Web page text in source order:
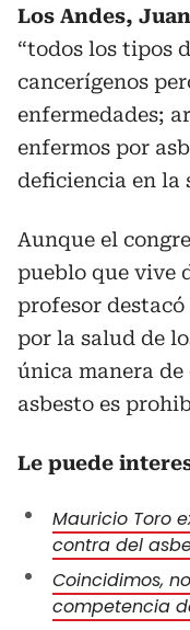
Los Andes,
“todos los tipos
cancerígenos
enfermedades;
enfermos por
deficiencia en la
Aunque el
pueblo que vive
profesor
por la salud de
única manera
asbesto es
Le puede
Mauricio Toro
contra del
Coincidimos,
competencia